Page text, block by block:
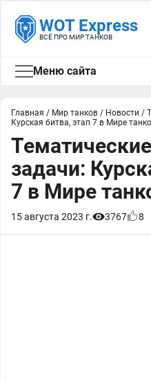
WOT Express
ВСЁ ПРО МИР ТАНКОВ
Меню сайта
Главная / Мир танков / Новости /
Курская битва, этап 7 в Мире
задачи:
7 в Мире
15 августа 2023 г. 3767 8